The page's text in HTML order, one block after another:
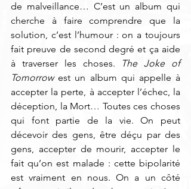
de malveillance… C’est un album qui
cherche à faire comprendre que la
solution, c’est l’humour : on a toujours
fait preuve de second degré et ça aide
à traverser les choses.
The Joke of
Tomorrow est un album qui appelle à
accepter la perte, à accepter l’échec, la
déception, la Mort… Toutes ces choses
qui font partie de la vie. On peut
décevoir des gens, être déçu par des
gens, accepter de mourir, accepter le
fait qu’on est malade : cette bipolarité
est vraiment en nous. On a un côté